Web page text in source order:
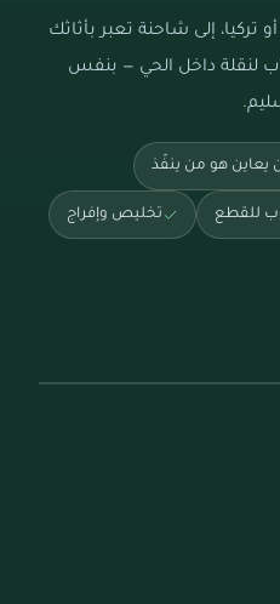
تركيا، إلى شاحنة تعبر بأثاثك
لنقلة داخل الحي — بنفس
يعاين هو من ينفّذ
للقطع تخليص وإفراج